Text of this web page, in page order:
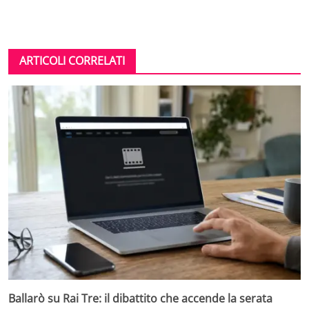
ARTICOLI CORRELATI
Ballarò su Rai Tre: il dibattito che accende la serata